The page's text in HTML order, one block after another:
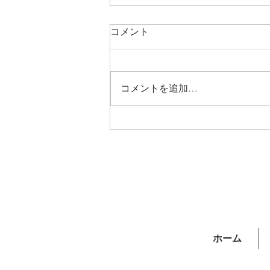
コメント
コメントを追加…
ホーム